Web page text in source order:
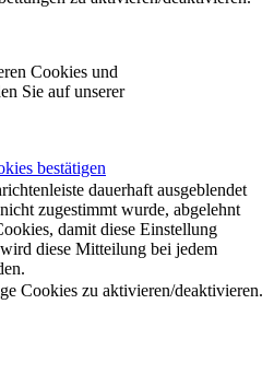
Cookies und
Sie auf unserer
bestätigen
dauerhaft ausgeblendet
zugestimmt wurde, abgelehnt
damit diese Einstellung
diese Mitteilung bei jedem
Cookies zu aktivieren/deaktivieren.